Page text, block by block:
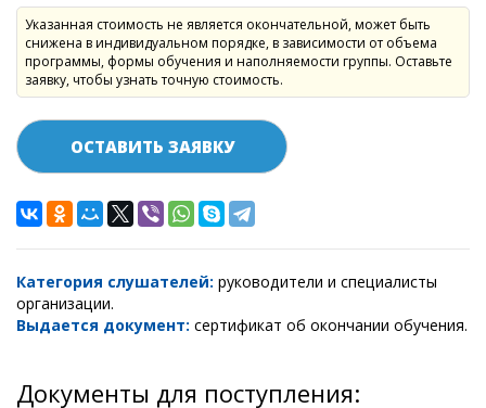
Указанная стоимость не является окончательной, может быть
снижена в индивидуальном порядке, в зависимости от объема
программы, формы обучения и наполняемости группы. Оставьте
заявку, чтобы узнать точную стоимость.
ОСТАВИТЬ ЗАЯВКУ
Категория слушателей: руководители и специалисты
организации.
Выдается документ: сертификат об окончании обучения.
Документы для поступления: